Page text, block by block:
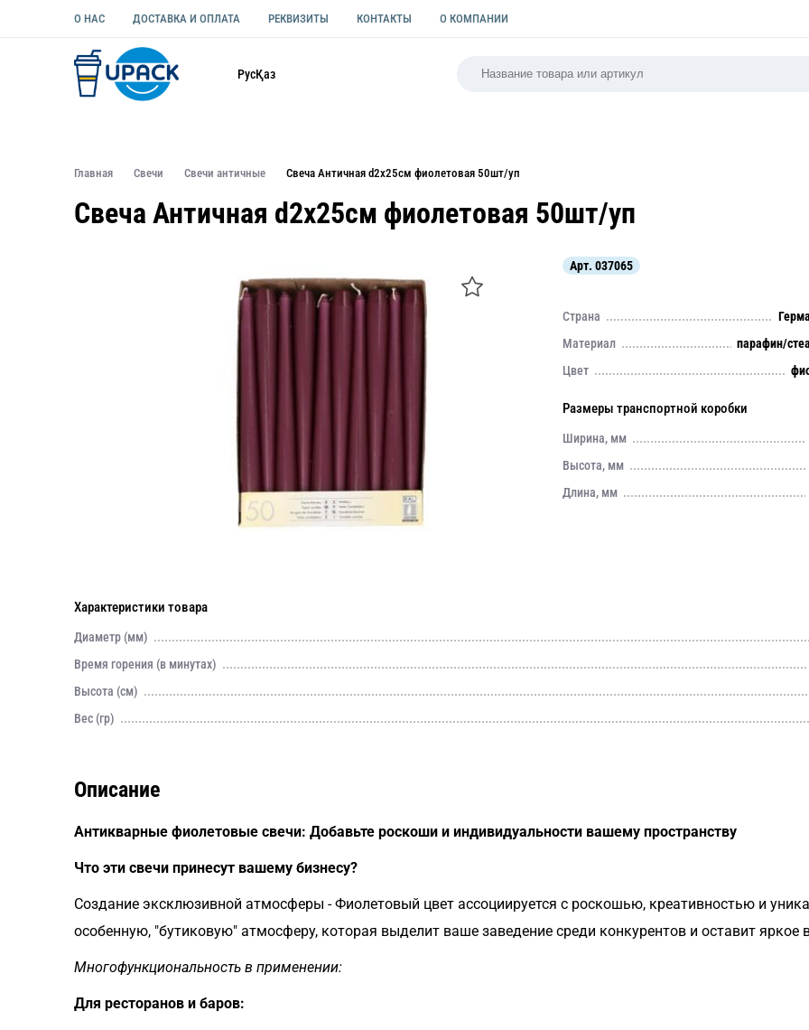
О НАС ДОСТАВКА И ОПЛАТА РЕКВИЗИТЫ КОНТАКТЫ О КОМПАНИИ
РусҚаз
Главная Свечи Свечи античные Свеча Античная d2х25см фиолетовая 50шт/уп
Свеча Античная d2х25см фиолетовая 50шт/уп
Арт. 037065
Страна
Материал
парафин/
Цвет
Размеры транспортной коробки
Ширина, мм
Высота, мм
Длина, мм
Характеристики товара
Диаметр (мм)
Время горения (в минутах)
Высота (см)
Вес (гр)
Описание
Антикварные фиолетовые свечи: Добавьте роскоши и индивидуальности вашему пространству
Что эти свечи принесут вашему бизнесу?
Создание эксклюзивной атмосферы - Фиолетовый цвет ассоциируется с роскошью, креативностью и
особенную, "бутиковую" атмосферу, которая выделит ваше заведение среди конкурентов и оставит яркое
Многофункциональность в применении:
Для ресторанов и баров: